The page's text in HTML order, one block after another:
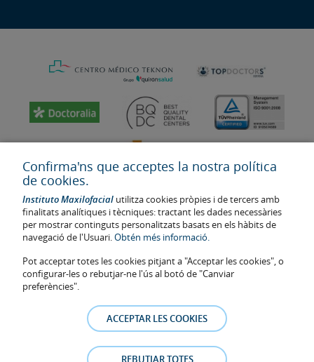
Última actualització: 2023
Num. d'autorització de centre sanitari: E08646940
La informació present a la web no reemplaça sinó complementa la
relació metge-pacient. En cas de dubte, consulti amb el metge de
referència. Les fotos i els testimonis dels pacients identificables que
apareixen a la web estan publicades amb el seu consentiment i es
retiraran a qualsevol moment a petició dels pacients.
Confirma'ns que acceptes la nostra política
de cookies.
Instituto Maxilofacial utilitza cookies pròpies i de tercers amb
finalitats analítiques i tècniques: tractant les dades necessàries
per mostrar continguts personalitzats basats en els hàbits de
navegació de l'Usuari.Obtén més informació.
Pot acceptar totes les cookies pitjant a "Acceptar les cookies", o
configurar-les o rebutjar-ne l'ús al botó de "Canviar
preferències".
ACCEPTAR LES COOKIES
REBUTJAR TOTES